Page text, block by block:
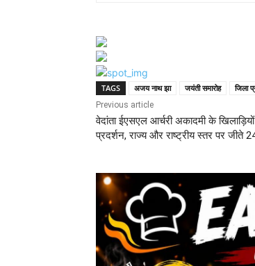
TAGS अजय नाथ झा जयंती समारोह जिला
Previous article
वेदांता ईएसएल आर्चरी अकादमी के
प्रदर्शन, राज्य और राष्ट्रीय स्तर पर जीते